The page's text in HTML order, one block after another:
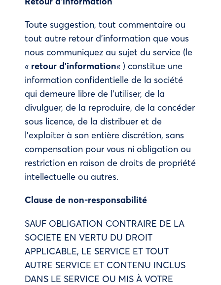
Toute suggestion, tout commentaire ou
tout autre retour d’information que vous
nous communiquez au sujet du service (le
« retour d’information« ) constitue une
information confidentielle de la société
qui demeure libre de l’utiliser, de la
divulguer, de la reproduire, de la concéder
sous licence, de la distribuer et de
l’exploiter à son entière discrétion, sans
compensation pour vous ni obligation ou
restriction en raison de droits de propriété
intellectuelle ou autres.
Clause de non-responsabilité
SAUF OBLIGATION CONTRAIRE DE LA
SOCIETE EN VERTU DU DROIT
APPLICABLE, LE SERVICE ET TOUT
AUTRE SERVICE ET CONTENU INCLUS
DANS LE SERVICE OU MIS À VOTRE